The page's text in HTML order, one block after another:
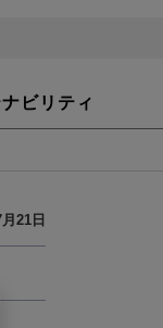
ビリティ
21日